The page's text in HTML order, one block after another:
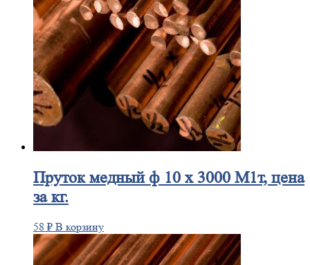
Прутокмедный ф 10 х 3000 М1т, цена
за кг.
58 ₽ В корзину